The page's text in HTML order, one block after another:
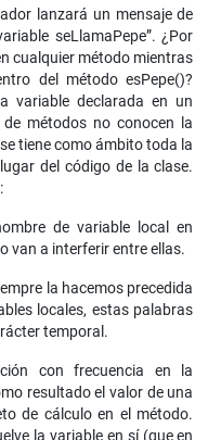
lanzará un mensaje de
seLlamaPepe”. ¿Por
cualquier método mientras
del método esPepe()?
variable declarada en un
métodos no conocen la
tiene como ámbito toda la
del código de la clase.
de variable local en
van a interferir entre ellas.
la hacemos precedida
locales, estas palabras
temporal.
con frecuencia en la
resultado el valor de una
de cálculo en el método.
la variable en sí (que en